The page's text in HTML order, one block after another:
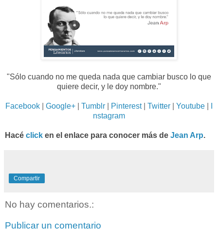
"Sólo cuando no me queda nada que cambiar busco lo que
quiere decir, y le doy nombre."
Facebook Google+ Tumblr Pinterest| Twitter Youtube
nstagram
Hacé click en el enlace para conocer más de Jean Arp.
Compartir
No hay comentarios.:
Publicar un comentario